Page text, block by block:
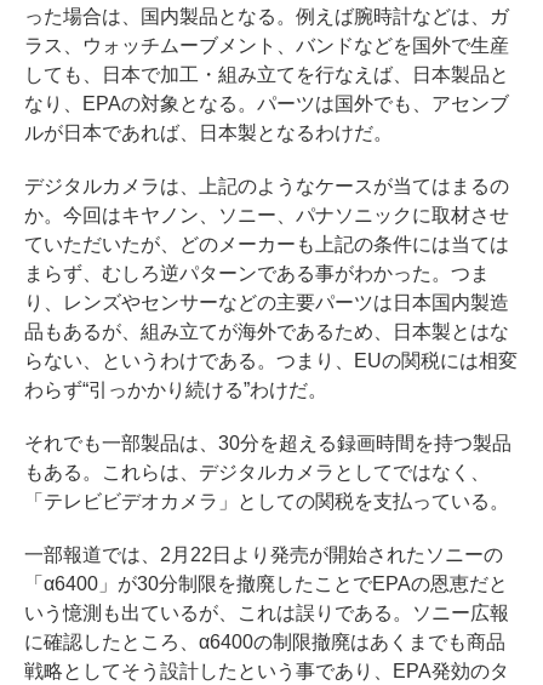
った場合は、国内製品となる。例えば腕時計などは、ガ
ラス、ウォッチムーブメント、バンドなどを国外で生産
しても、日本で加工・組み立てを行なえば、日本製品と
なり、EPAの対象となる。パーツは国外でも、アセンブ
ルが日本であれば、日本製となるわけだ。
デジタルカメラは、上記のようなケースが当てはまるの
か。今回はキヤノン、ソニー、パナソニックに取材させ
ていただいたが、どのメーカーも上記の条件には当ては
まらず、むしろ逆パターンである事がわかった。つま
り、レンズやセンサーなどの主要パーツは日本国内製造
品もあるが、組み立てが海外であるため、日本製とはな
らない、というわけである。つまり、EUの関税には相変
わらず“引っかかり続ける”わけだ。
それでも一部製品は、30分を超える録画時間を持つ製品
もある。これらは、デジタルカメラとしてではなく、
「テレビビデオカメラ」としての関税を支払っている。
一部報道では、2月22日より発売が開始されたソニーの
「α6400」が30分制限を撤廃したことでEPAの恩恵だと
いう憶測も出ているが、これは誤りである。ソニー広報
に確認したところ、α6400の制限撤廃はあくまでも商品
戦略としてそう設計したという事であり、EPA発効のタ